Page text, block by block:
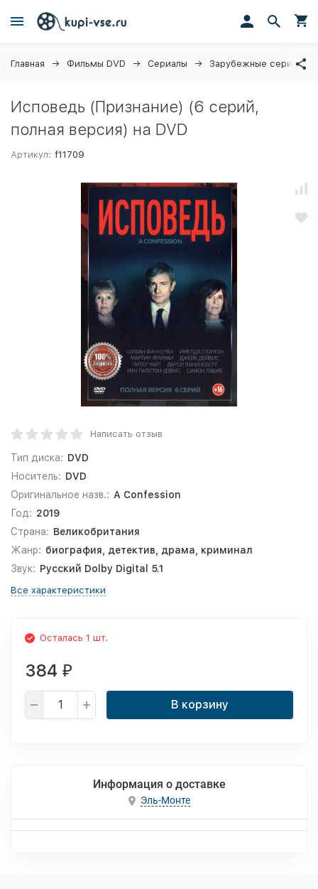
Главная Фильмы DVD Сериалы Зарубежные сериалы
Исповедь (Признание) (6 серий,
полная версия) на DVD
Артикул: f11709
Написать отзыв
Тип диска: DVD
Носитель: DVD
Оригинальное назв.: A Confession
Год: 2019
Страна: Великобритания
Жанр: биография, детектив, драма, криминал
Звук: Русский Dolby Digital 5.1
Все характеристики
Осталась 1 шт.
384 ₽
В корзину
Информация о доставке
Эль-Монте